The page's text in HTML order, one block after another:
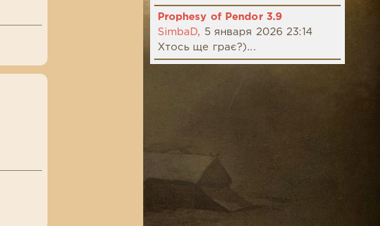
Prophesy of Pendor 3.9
SimbaD,
5 января 2026 23:14
Хтось ще грає?)...